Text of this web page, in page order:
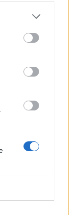
Där
inte låtit
Svarta
med göra
i
test
Vid
med